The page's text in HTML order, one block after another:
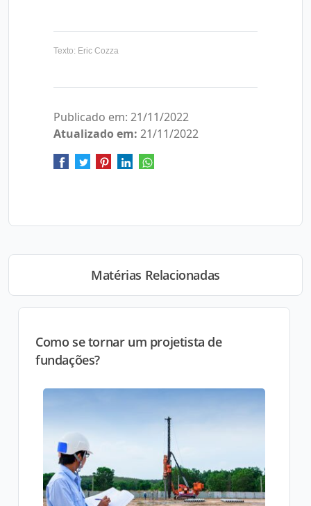
Texto: Eric Cozza
Publicado em: 21/11/2022
Atualizado em: 21/11/2022
Matérias Relacionadas
Como se tornar um projetista de
fundações?